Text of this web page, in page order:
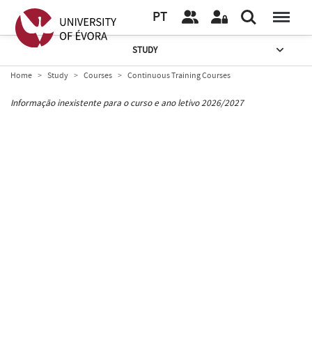
PT
STUDY
Home Study Courses Continuous Training Courses
Informação inexistente para o curso e ano letivo 2026/2027